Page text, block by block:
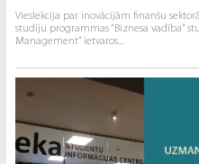
Vieslekcija par inovācijām finanšu
studiju programmas “Biznesa vadība”
Management” ietvaros...